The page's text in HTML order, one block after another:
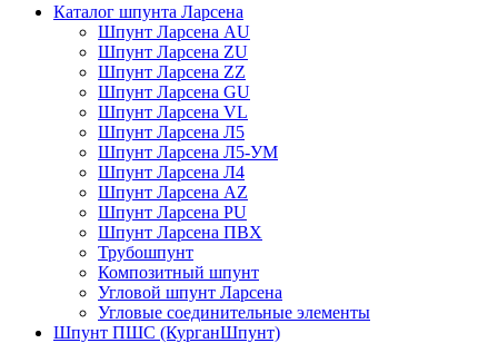
Каталог шпунта Ларсена
Шпунт Ларсена AU
Шпунт Ларсена ZU
Шпунт Ларсена ZZ
Шпунт Ларсена GU
Шпунт Ларсена VL
Шпунт Ларсена Л5
Шпунт Ларсена Л5-УМ
Шпунт Ларсена Л4
Шпунт Ларсена AZ
Шпунт Ларсена PU
Шпунт Ларсена ПВХ
Трубошпунт
Композитный шпунт
Угловой шпунт Ларсена
Угловые соединительные элементы
Шпунт ПШС (КурганШпунт)